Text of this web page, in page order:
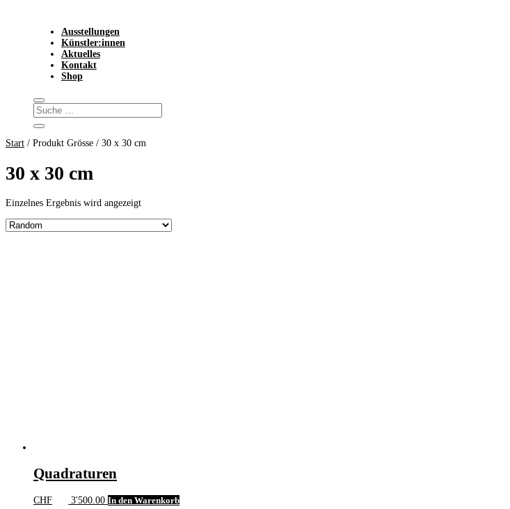
Ausstellungen
Künstler:innen
Aktuelles
Kontakt
Shop
Start / Produkt Grösse / 30 x 30 cm
30 x 30 cm
Einzelnes Ergebnis wird angezeigt
Quadraturen
CHF 3'500.00 In den Warenkorb